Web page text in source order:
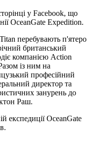
у Facebook, що
OceanGate Expedition.
перебувають п'ятеро
британський
компанією Action
із ним на
професійний
директор та
занурень до
Раш.
експедиції OceanGate